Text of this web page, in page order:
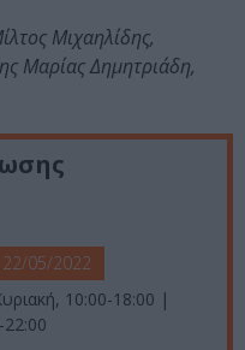
Μιχαηλίδης,
Μαρίας Δημητριάδη,
22/05/2022
10:00-18:00 |